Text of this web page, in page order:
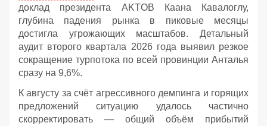
доклад президента AKTOB Каана Кавалоглу,
глубина падения рынка в пиковые месяцы
достигла угрожающих масштабов. Детальный
аудит второго квартала 2026 года выявил резкое
сокращение турпотока по всей провинции Анталья
сразу на 9,6%.
К августу за счёт агрессивного демпинга и горящих
предложений ситуацию удалось частично
скорректировать — общий объём прибытий